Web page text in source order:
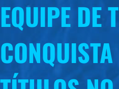
EQUIPE DE